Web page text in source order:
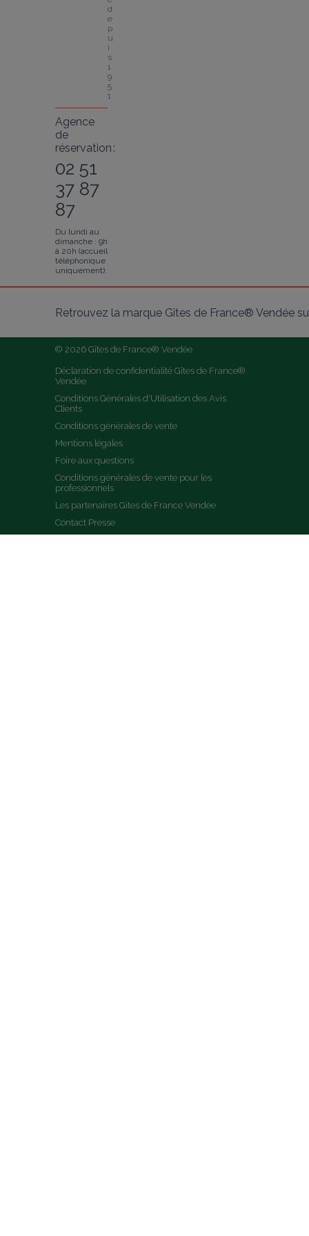
d
e
p
u
i
s
1
9
5
1
Agence
de
réservation :
02 51
37 87
87
Du lundi au
dimanche : 9h
à 20h (accueil
téléphonique
uniquement).
Retrouvez la marque Gîtes de France® Vendée
© 2026 Gîtes de France® Vendée
Déclaration de confidentialité Gîtes de France®
Vendée
Conditions Générales d'Utilisation des Avis
Clients
Conditions générales de vente
Mentions légales
Foire aux questions
Conditions générales de vente pour les
professionnels
Les partenaires Gites de France Vendée
Contact Presse